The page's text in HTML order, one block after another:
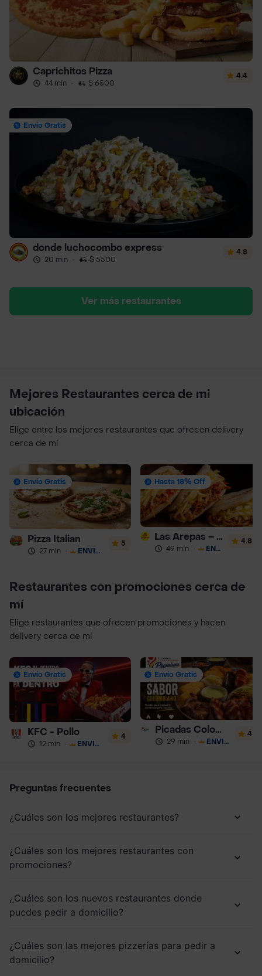
Caprichitos Pizza
44 min · $ 6500
4.4
Envío Gratis
donde luchocombo express
20 min · $ 5500
4.8
Ver más restaurantes
Mejores Restaurantes cerca de mi
ubicación
Elige entre los mejores restaurantes que ofrecen delivery
cerca de mí
Envío Gratis
Pizza Italian
27 min · ENVÍO GRATIS
5
Hasta 18% Off
Las Arepas – Arepas Rellenas
49 min · ENVÍO GRATIS
4.8
Restaurantes con promociones cerca de
mí
Elige restaurantes que ofrecen promociones y hacen
delivery cerca de mí
Envío Gratis
KFC - Pollo
12 min · ENVÍO GRATIS
4
Envío Gratis
Picadas Colombianas Premium
29 min · ENVÍO GRATIS
4
Preguntas frecuentes
¿Cuáles son los mejores restaurantes?
¿Cuáles son los mejores restaurantes con
promociones?
¿Cuáles son los nuevos restaurantes donde
puedes pedir a domicilio?
¿Cuáles son las mejores pizzerías para pedir a
domicilio?